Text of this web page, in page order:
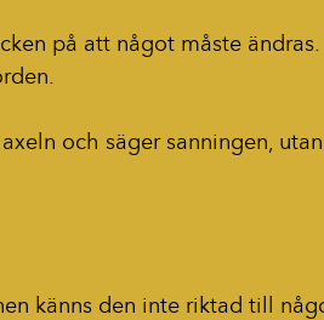
på att något måste ändras.
och säger sanningen,
känns den inte riktad till